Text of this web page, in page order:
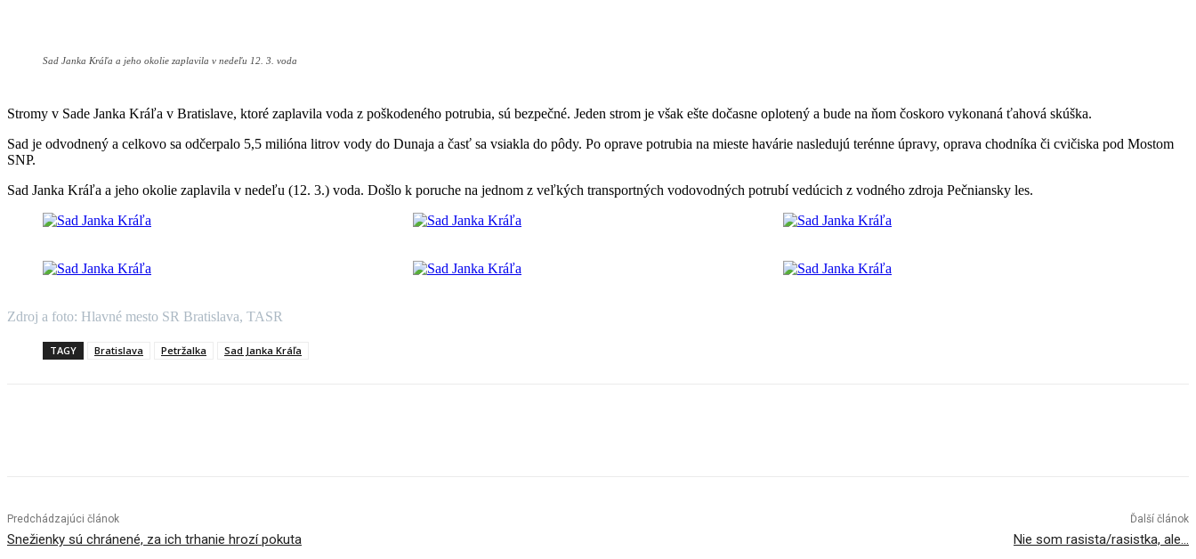
Sad Janka Kráľa a jeho okolie zaplavila v nedeľu 12. 3. voda
Stromy v Sade Janka Kráľa v Bratislave, ktoré zaplavila voda z poškodeného potrubia, sú bezpečné. Jeden strom je však ešte dočasne oplotený a bude na ňom čoskoro vykonaná ťahová skúška.
Sad je odvodnený a celkovo sa odčerpalo 5,5 milióna litrov vody do Dunaja a časť sa vsiakla do pôdy. Po oprave potrubia na mieste havárie nasledujú terénne úpravy, oprava chodníka či cvičiska pod Mostom
SNP.
Sad Janka Kráľa a jeho okolie zaplavila v nedeľu (12. 3.) voda. Došlo k poruche na jednom z veľkých transportných vodovodných potrubí vedúcich z vodného zdroja Pečniansky les.
Zdroj a foto: Hlavné mesto SR Bratislava, TASR
TAGY Bratislava Petržalka Sad Janka Kráľa
Predchádzajúci článok
Snežienky sú chránené, za ich trhanie hrozí pokuta
Ďalší článok
Nie som rasista/rasistka, ale…